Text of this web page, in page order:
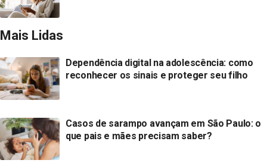
Mais Lidas
Dependência digital na adolescência: como
reconhecer os sinais e proteger seu filho
Casos de sarampo avançam em São Paulo: o
que pais e mães precisam saber?